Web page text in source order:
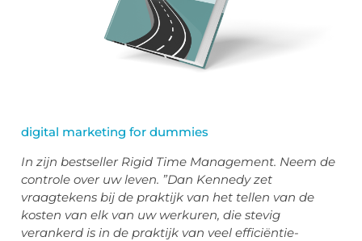
digital marketing for dummies
In zijn bestseller Rigid Time Management. Neem de
controle over uw leven. ”Dan Kennedy zet
vraagtekens bij de praktijk van het tellen van de
kosten van elk van uw werkuren, die stevig
verankerd is in de praktijk van veel efficiëntie-